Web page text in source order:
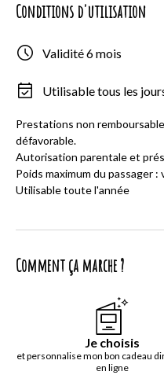
Conditions d'utilisation
Validité 6 mois
Utilisable tous les
Prestations non
défavorable.
Autorisation parentale et
Poids maximum du passager
Utilisable toute l'année
Comment ça marche ?
Je choisis
et personnalise mon bon cadeau
en ligne